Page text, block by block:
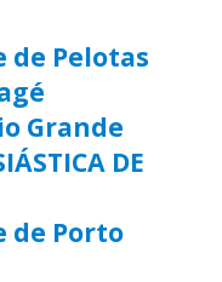
de Pelotas
Grande
DE
de Porto